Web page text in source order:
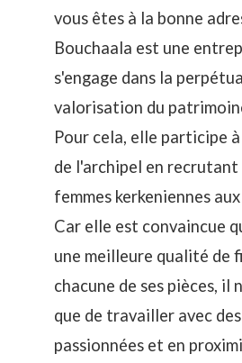
vous êtes à la bonne
Bouchaala est une
s'engage dans la
valorisation du
Pour cela, elle participe
de l'archipel en
femmes kerkeniennes
Car elle est convaincue
une meilleure qualité de
chacune de ses pièces, il
que de travailler avec
passionnées et en